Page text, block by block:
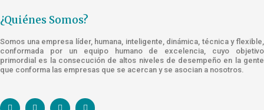
¿Quiénes Somos?
Somos una empresa líder, humana, inteligente, dinámica, técnica y flexible,
conformada por un equipo humano de excelencia, cuyo objetivo
primordial es la consecución de altos niveles de desempeño en la gente
que conforma las empresas que se acercan y se asocian a nosotros.